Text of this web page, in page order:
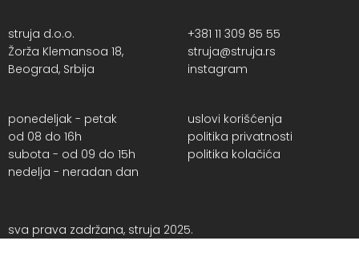
struja d.o.o.
Žorža Klemansoa 18,
Beograd, Srbija
+381 11 309 85 55
struja@struja.rs
instagram
ponedeljak - petak
od 08 do 16h
subota - od 09 do 15h
nedelja - neradan dan
uslovi korišćenja
politika privatnosti
politika kolačića
sva prava zadržana, struja 2025.